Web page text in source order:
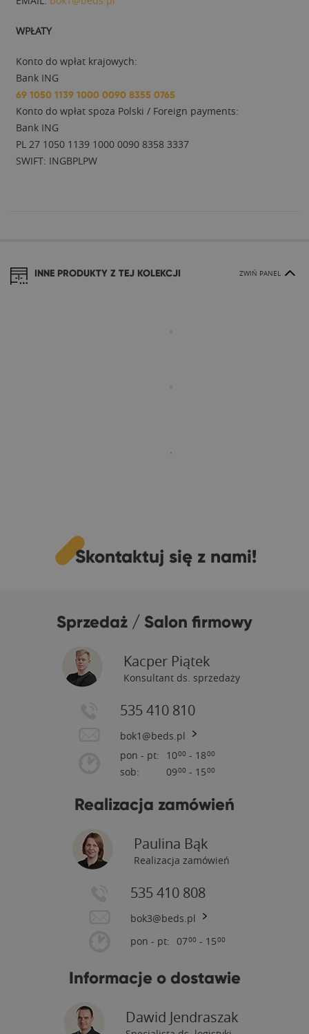
WPŁATY
Konto do wpłat krajowych:
Bank ING
69 1050 1139 1000 0090 8355 0765
Konto do wpłat spoza Polski / Foreign payments:
Bank ING
PL 27 1050 1139 1000 0090 8358 3337
SWIFT: INGBPLPW
INNE PRODUKTY Z TEJ KOLEKCJI ZWIŃ PANEL
Skontaktuj się z nami!
Sprzedaż / Salon firmowy
Kacper Piątek
Konsultant ds. sprzedaży
535 410 810
bok1@beds.pl
pon - pt:
sob:
1000 - 1800
0900 - 1500
Realizacja zamówień
Paulina Bąk
Realizacja zamówień
535 410 808
bok3@beds.pl
pon - pt: 0700 - 1500
Informacje o dostawie
Dawid Jendraszak